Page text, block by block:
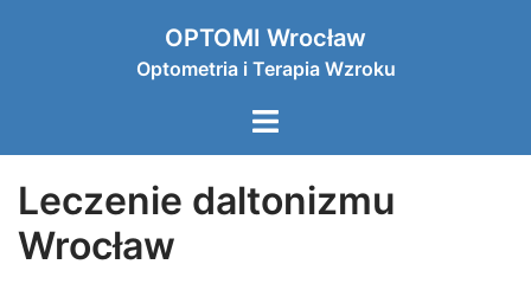
OPTOMI Wrocław
Optometria i Terapia Wzroku
Leczenie daltonizmu
Wrocław